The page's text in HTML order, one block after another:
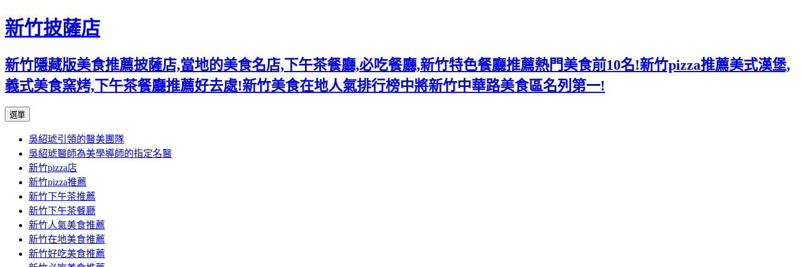
新竹披薩店
新竹隱藏版美食推薦披薩店,當地的美食名店,下午茶餐廳,必吃餐廳,新竹特色餐廳推薦熱門美食前10名!新竹pizza推薦美式漢堡,
義式美食窯烤,下午茶餐廳推薦好去處!新竹美食在地人氣排行榜中將新竹中華路美食區名列第一!
選單
主
要
內
容
吳紹琥引領的醫美團隊
吳紹琥醫師為美學導師的指定名醫
新竹pizza店
新竹pizza推薦
新竹下午茶推薦
新竹下午茶餐廳
新竹人氣美食推薦
新竹在地美食推薦
新竹好吃美食推薦